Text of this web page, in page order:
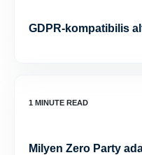
GDPR-kompatibilis
Milyen Zero Party